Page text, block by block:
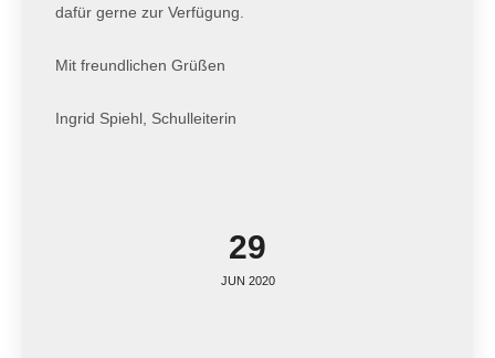
dafür gerne zur Verfügung.
Mit freundlichen Grüßen
Ingrid Spiehl, Schulleiterin
29
JUN 2020